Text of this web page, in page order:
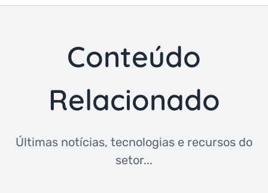
Conteúdo
Relacionado
Últimas notícias, tecnologias e recursos do
setor...